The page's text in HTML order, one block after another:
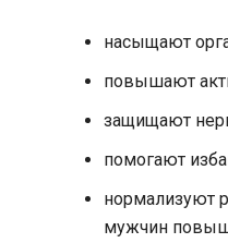
насыщают
повышают
защищают
помогают
нормализуют
мужчин